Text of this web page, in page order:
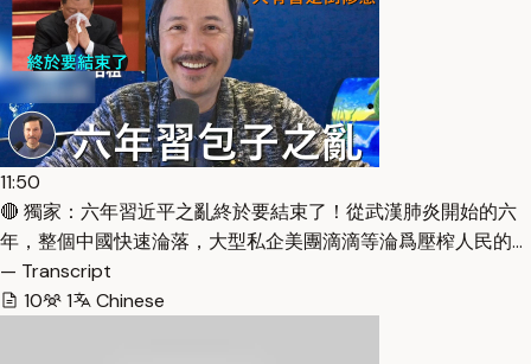
11:50
🔴 獨家：六年習近平之亂終於要結束了！從武漢肺炎開始的六
年，整個中國快速淪落，大型私企美團滴滴等淪爲壓榨人民的…
— Transcript
10
1 Chinese